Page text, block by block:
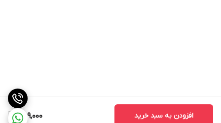
859,000 افزودن به سبد خرید